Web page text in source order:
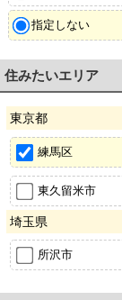
指定しない
住みたいエリア
東京都
練馬区
東久留米市
埼玉県
所沢市